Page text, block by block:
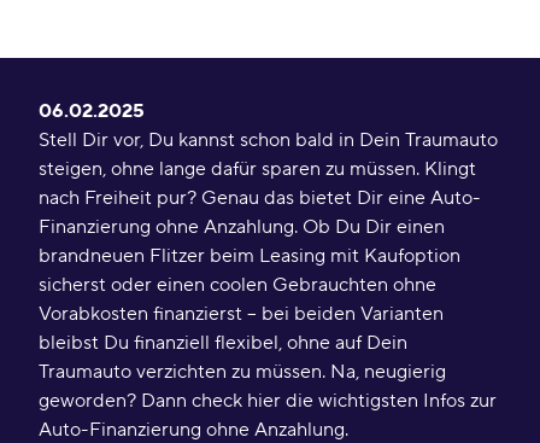
06.02.2025
Stell Dir vor, Du kannst schon bald in Dein Traumauto
steigen, ohne lange dafür sparen zu müssen. Klingt
nach Freiheit pur? Genau das bietet Dir eine Auto-
Finanzierung ohne Anzahlung. Ob Du Dir einen
brandneuen Flitzer beim Leasing mit Kaufoption
sicherst oder einen coolen Gebrauchten ohne
Vorabkosten finanzierst – bei beiden Varianten
bleibst Du finanziell flexibel, ohne auf Dein
Traumauto verzichten zu müssen. Na, neugierig
geworden? Dann check hier die wichtigsten Infos zur
Auto-Finanzierung ohne Anzahlung.